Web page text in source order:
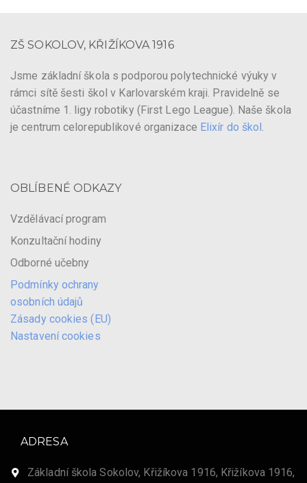
ZŠ SOKOLOV, KŘIŽÍKOVA 1916
Jsme základní škola s podporou polytechnické výuky v
rámci sítě šesti škol v Karlovarském kraji. Pravidelně se
účastníme 1. ligy robotiky (First Lego League). Naše škola
je centrum celorepublikové organizace Elixír do škol.
OBLÍBENÉ ODKAZY
Vzdělávací program
Konzultační hodiny
Odborné učebny
Podmínky ochrany
osobních údajů
Zásady cookies (EU)
Nastavení cookies
ADRESA
Základní škola Sokolov, Křižíkova 1916, Křižíkova 1916,